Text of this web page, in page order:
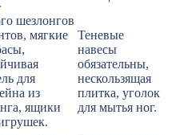
шезлонгов
мягкие
для
из
ящики
Теневые
навесы
обязательны,
нескользящая
плитка, уголок
для мытья ног.